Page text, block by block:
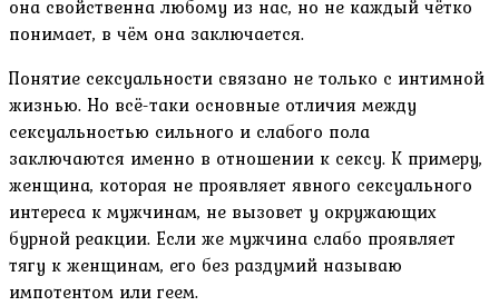
она свойственна любому из нас, но не каждый чётко
понимает, в чём она заключается.
Понятие сексуальности связано не только с интимной
жизнью. Но всё-таки основные отличия между
сексуальностью сильного и слабого пола
заключаются именно в отношении к сексу. К примеру,
женщина, которая не проявляет явного сексуального
интереса к мужчинам, не вызовет у окружающих
бурной реакции. Если же мужчина слабо проявляет
тягу к женщинам, его без раздумий называю
импотентом или геем.